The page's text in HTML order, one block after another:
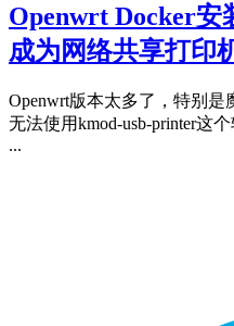
Openwrt Docker安
成为网络共享打印
Openwrt版本太多了，特别
无法使用kmod-usb-printer这
...